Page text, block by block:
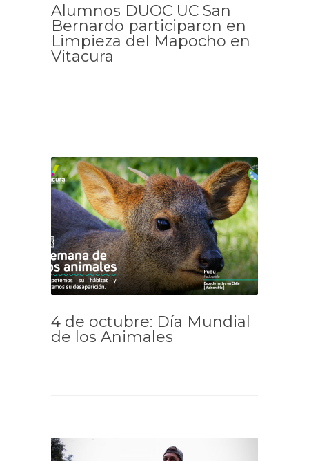
Alumnos DUOC UC San
Bernardo participaron en
Limpieza del Mapocho en
Vitacura
4 de octubre: Día Mundial
de los Animales